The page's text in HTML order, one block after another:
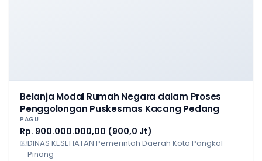
Belanja Modal Rumah Negara dalam Proses
Penggolongan Puskesmas Kacang Pedang
PAGU
Rp. 900.000.000,00 (900,0 Jt)
DINAS KESEHATAN Pemerintah Daerah Kota Pangkal
Pinang